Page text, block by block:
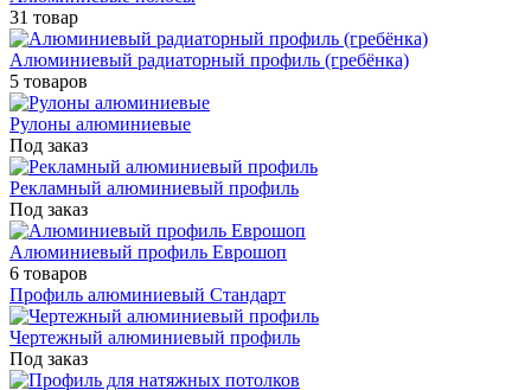
31 товар
Алюминиевый радиаторный профиль (гребёнка)
5 товаров
Рулоны алюминиевые
Под заказ
Рекламный алюминиевый профиль
Под заказ
Алюминиевый профиль Еврошоп
6 товаров
Профиль алюминиевый Стандарт
Чертежный алюминиевый профиль
Под заказ